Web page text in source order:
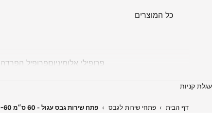
פרופילי אלומיניוםפרופיל הפרדה
כל המוצרים
עגלת קניות
דף הבית › פתחי שירות לגבס › פתח שירות גבס עגול - 60 ס״מ AO-60